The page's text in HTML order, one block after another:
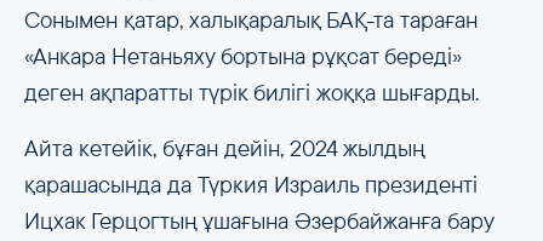
Сонымен қатар, халықаралық БАҚ-та тараған
«Анкара Нетаньяху бортына рұқсат береді»
деген ақпаратты түрік билігі жоққа шығарды.
Айта кетейік, бұған дейін, 2024 жылдың
қарашасында да Түркия Израиль президенті
Ицхак Герцогтың ұшағына Әзербайжанға бару